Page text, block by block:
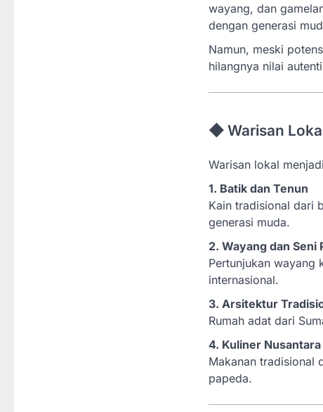
wayang, dan
dengan generasi
Namun, meski
hilangnya nilai
◆ Warisan
Warisan lokal
1. Batik dan Tenun
Kain tradisional dari
generasi muda.
2. Wayang dan Seni
Pertunjukan wayang
internasional.
3. Arsitektur
Rumah adat dari
4. Kuliner Nusantara
Makanan tradisional
papeda.